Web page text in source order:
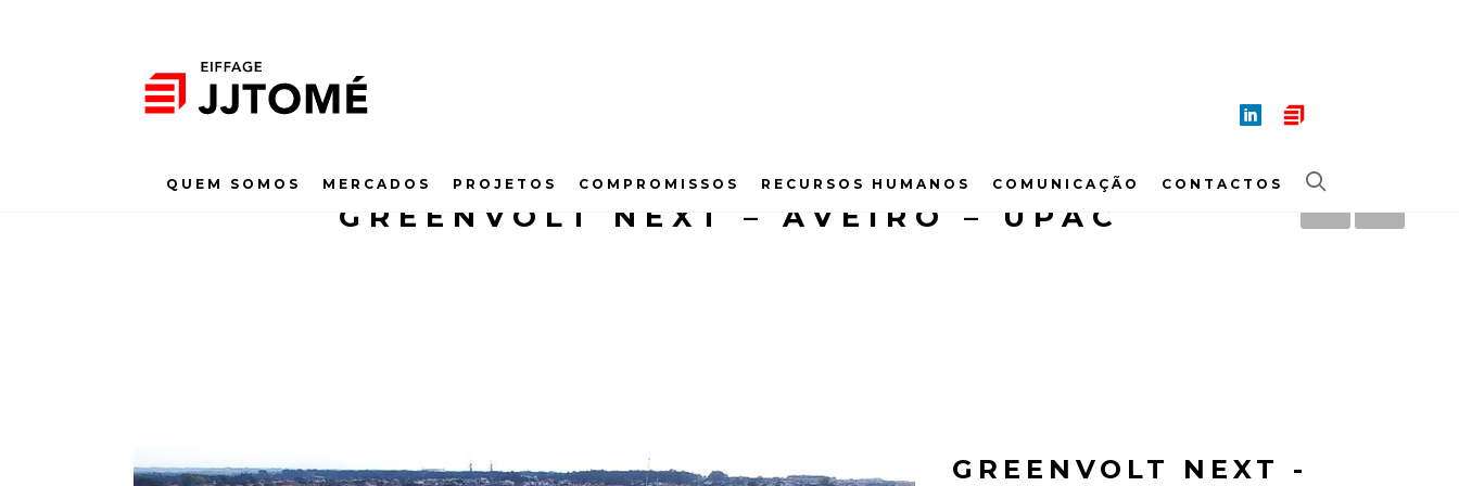
QUEM SOMOS MERCADOS PROJETOS COMPROMISSOS RECURSOS HUMANOS COMUNICAÇÃO CONTACTOS
GREENVOLT NEXT – AVEIRO – UPAC
GREENVOLT NEXT -